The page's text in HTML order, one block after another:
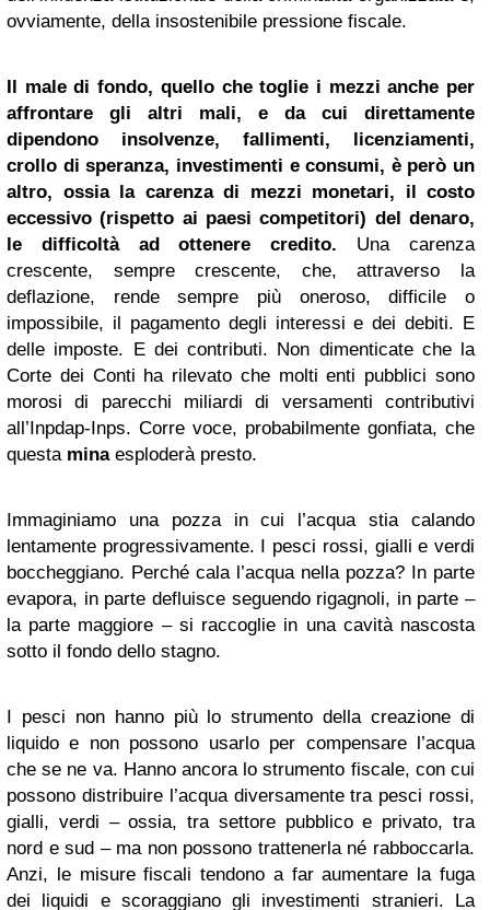
ovviamente, della insostenibile pressione fiscale.
Il male di fondo, quello che toglie i mezzi anche per
affrontare gli altri mali, e da cui direttamente
dipendono insolvenze, fallimenti, licenziamenti,
crollo di speranza, investimenti e consumi, è però un
altro, ossia la carenza di mezzi monetari, il costo
eccessivo (rispetto ai paesi competitori) del denaro,
le difficoltà ad ottenere credito. Una carenza
crescente, sempre crescente, che, attraverso la
deflazione, rende sempre più oneroso, difficile o
impossibile, il pagamento degli interessi e dei debiti. E
delle imposte. E dei contributi. Non dimenticate che la
Corte dei Conti ha rilevato che molti enti pubblici sono
morosi di parecchi miliardi di versamenti contributivi
all’Inpdap-Inps. Corre voce, probabilmente gonfiata, che
questa minaesploderà presto.
Immaginiamo una pozza in cui l’acqua stia calando
lentamente progressivamente. I pesci rossi, gialli e verdi
boccheggiano. Perché cala l’acqua nella pozza? In parte
evapora, in parte defluisce seguendo rigagnoli, in parte –
la parte maggiore – si raccoglie in una cavità nascosta
sotto il fondo dello stagno.
I pesci non hanno più lo strumento della creazione di
liquido e non possono usarlo per compensare l’acqua
che se ne va. Hanno ancora lo strumento fiscale, con cui
possono distribuire l’acqua diversamente tra pesci rossi,
gialli, verdi – ossia, tra settore pubblico e privato, tra
nord e sud – ma non possono trattenerla né rabboccarla.
Anzi, le misure fiscali tendono a far aumentare la fuga
dei liquidi e scoraggiano gli investimenti stranieri. La